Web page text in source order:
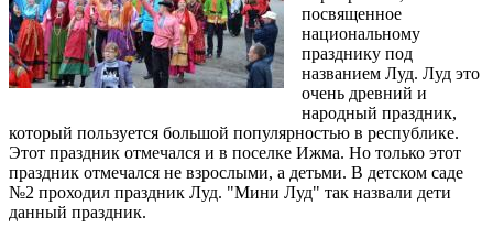
посвященное
национальному
празднику под
названием Луд. Луд это
очень древний и
народный праздник,
который пользуется большой популярностью в республике.
Этот праздник отмечался и в поселке Ижма. Но только этот
праздник отмечался не взрослыми, а детьми. В детском саде
№2 проходил праздник Луд. "Мини Луд" так назвали дети
данный праздник.